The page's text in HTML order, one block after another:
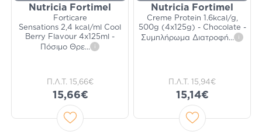
Nutricia Fortimel
Forticare
Sensations 2,4 kcal/ml Cool
Berry Flavour 4x125ml -
Πόσιμο Θρε... i
Π.Λ.Τ. 15,66€
15,66€
Nutricia Fortimel
Creme Protein 1.6kcal/g,
500g (4x125g) - Chocolate -
Συμπλήρωμα Διατροφή... i
Π.Λ.Τ. 15,94€
15,14€